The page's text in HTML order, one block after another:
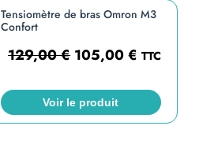
Tensiomètre de bras Omron M3
Confort
129,00€ 105,00€ TTC
Voir le produit